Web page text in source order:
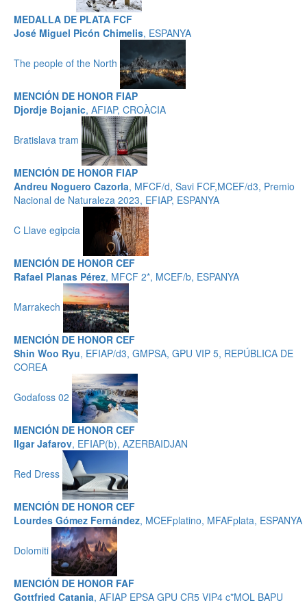
MEDALLA DE PLATA FCF
José Miguel Picón Chimelis, ESPANYA
The people of the North
MENCIÓN DE HONOR FIAP
Djordje Bojanic, AFIAP, CROÀCIA
Bratislava tram
MENCIÓN DE HONOR FIAP
Andreu Noguero Cazorla, MFCF/d, Savi FCF,MCEF/d3, Premio
Nacional de Naturaleza 2023, EFIAP, ESPANYA
C Llave egipcia
MENCIÓN DE HONOR CEF
Rafael Planas Pérez, MFCF 2*, MCEF/b, ESPANYA
Marrakech
MENCIÓN DE HONOR CEF
Shin Woo Ryu, EFIAP/d3, GMPSA, GPU VIP 5, REPÚBLICA DE
COREA
Godafoss 02
MENCIÓN DE HONOR CEF
Ilgar Jafarov, EFIAP(b), AZERBAIDJAN
Red Dress
MENCIÓN DE HONOR CEF
Lourdes Gómez Fernández, MCEFplatino, MFAFplata, ESPANYA
Dolomiti
MENCIÓN DE HONOR FAF
Gottfried Catania, AFIAP EPSA GPU CR5 VIP4 c*MOL BAPU